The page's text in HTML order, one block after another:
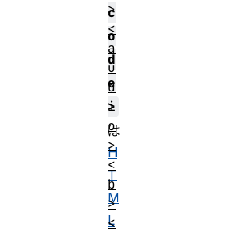
c
o
d
e
>
は
H
T
M
L
>
<
a
u
d
i
o
>
<
b
>
<